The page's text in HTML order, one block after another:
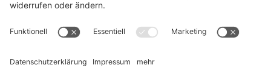
Das war das EMBRACE Festival – Video auf Klick